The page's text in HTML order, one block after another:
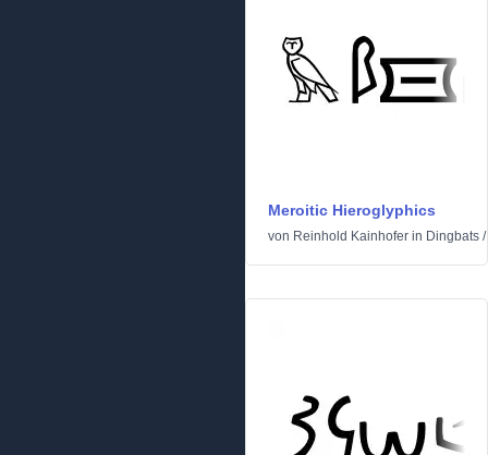
Meroitic Hieroglyphics
von Reinhold Kainhofer in Dingbats /